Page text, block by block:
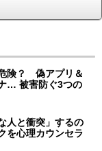
険？ 偽アプリ＆
… 被害防ぐ3つの
人と衝突」するの
を心理カウンセラ